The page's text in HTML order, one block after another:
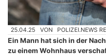
25.04.25 VON POLIZEI.NEWS
Ein Mann hat sich in der
zu einem Wohnhaus